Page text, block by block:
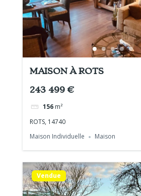
MAISON À ROTS
243 499 €
156 m²
ROTS, 14740
Maison Individuelle
Maison
Vendue